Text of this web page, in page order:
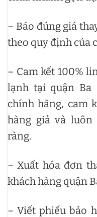
– Báo đúng giá
theo quy định của
– Cam kết 100%
lạnh tại quận Ba
chính hãng, cam
hàng giả và
ràng.
– Xuất hóa đơn
khách hàng quận
– Viết phiếu bảo